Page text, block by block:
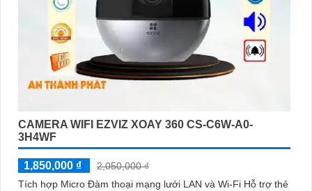
CAMERA WIFI EZVIZ XOAY 360 CS-C6W-A0-
3H4WF
1,850,000 ₫
2,050,000 ₫
Tích hợp Micro Đàm thoại mạng lưới LAN và Wi-Fi Hỗ trợ thẻ